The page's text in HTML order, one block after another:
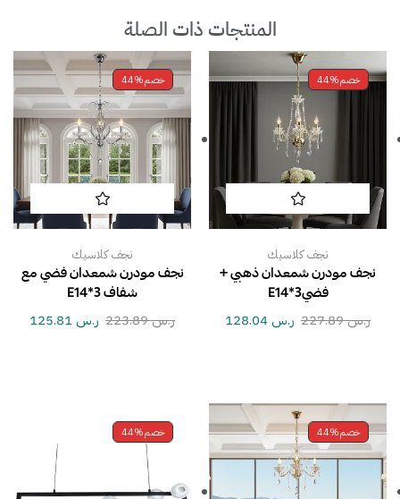
المنتجات ذات الصلة
خصم44%
نجف كلاسيك
نجف مودرن شمعدان ذهبي +
فضيE14*3
ر.س227.89 ر.س
خصم44%
نجف كلاسيك
نجف مودرن شمعدان فضي مع
شفاف E14*3
ر.س223.89 ر.س
خصم44% خصم44%